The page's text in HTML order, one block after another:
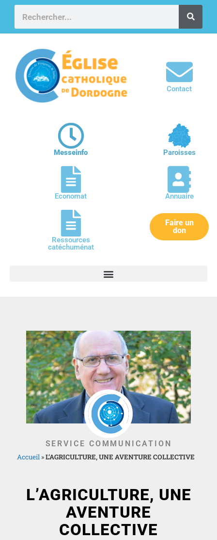
Contact
Messeinfo Paroisses
Economat Annuaire
Ressources
catéchuménat
Faire un
don
SERVICE COMMUNICATION
Accueil »L’AGRICULTURE, UNE AVENTURE COLLECTIVE
L’AGRICULTURE, UNE
AVENTURE
COLLECTIVE